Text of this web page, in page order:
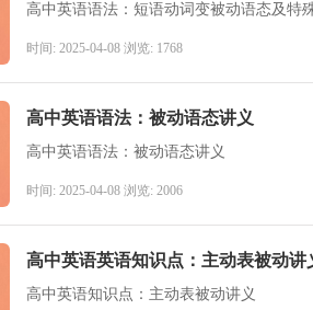
高中英语语法：短语动词变被动语态及特
时间: 2025-04-08 浏览: 1768
高中英语语法：被动语态讲义
高中英语语法：被动语态讲义
时间: 2025-04-08 浏览: 2006
高中英语英语知识点：主动表被动讲
高中英语知识点：主动表被动讲义